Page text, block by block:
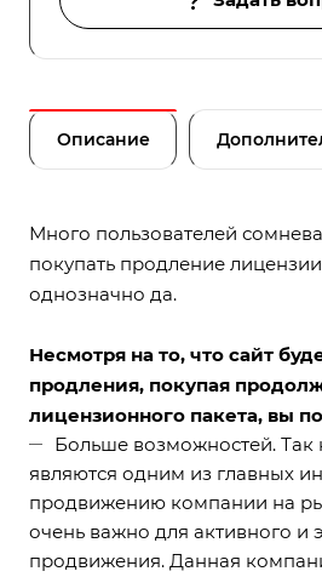
Описание
Много пользователей
покупать продление
однозначно да.
Несмотря на то, что сайт
продления, покупая
лицензионного пакета, вы
Больше возможностей. Так
являются одним из главных
продвижению компании на
очень важно для активного и
продвижения. Данная